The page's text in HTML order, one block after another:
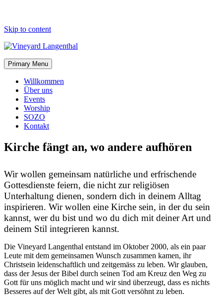
Skip to content
Primary Menu
Willkommen
Über uns
Events
Worship
SOZO
Kontakt
Kirche fängt an, wo andere aufhören
Wir wollen gemeinsam natürliche und erfrischende
Gottesdienste feiern, die nicht zur religiösen
Unterhaltung dienen, sondern dich in deinem Alltag
inspirieren. Wir wollen eine Kirche sein, in der du sein
kannst, wer du bist und wo du dich mit deiner Art und
deinem Stil integrieren kannst.
Die Vineyard Langenthal entstand im Oktober 2000, als ein paar
Leute mit dem gemeinsamen Wunsch zusammen kamen, ihr
Christsein leidenschaftlich und zeitgemäss zu leben. Wir glauben,
dass der Jesus der Bibel durch seinen Tod am Kreuz den Weg zu
Gott für uns möglich macht und wir sind überzeugt, dass es nichts
Besseres auf der Welt gibt, als mit Gott versöhnt zu leben.